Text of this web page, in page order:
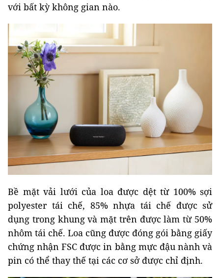
với bất kỳ không gian nào.
Bề mặt vải lưới của loa được dệt từ 100% sợi
polyester tái chế, 85% nhựa tái chế được sử
dụng trong khung và mặt trên được làm từ 50%
nhôm tái chế. Loa cũng được đóng gói bằng giấy
chứng nhận FSC được in bằng mực đậu nành và
pin có thể thay thế tại các cơ sở được chỉ định.